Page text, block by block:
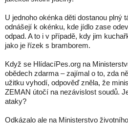
U jednoho okénka děti dostanou plný
odnášejí k okénku, kde jídlo zase
odpad. A to i v případě, kdy jim
jako je řízek s bramborem.
Když se HlídacíPes.org na
obědech zdarma – zajímal o to, zda
užitku vyhodí, odpověď zněla, že
ZEMAN útočí na nezávislost soudů.
ataky?
Odkázalo ale na Ministerstvo